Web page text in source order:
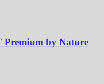
Premium by Nature